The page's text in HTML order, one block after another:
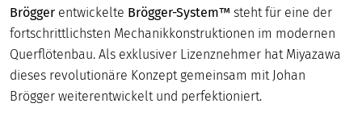
Brögger entwickelte Brögger-System™ steht für eine der
fortschrittlichsten Mechanikkonstruktionen im modernen
Querflötenbau. Als exklusiver Lizenznehmer hat Miyazawa
dieses revolutionäre Konzept gemeinsam mit Johan
Brögger weiterentwickelt und perfektioniert.